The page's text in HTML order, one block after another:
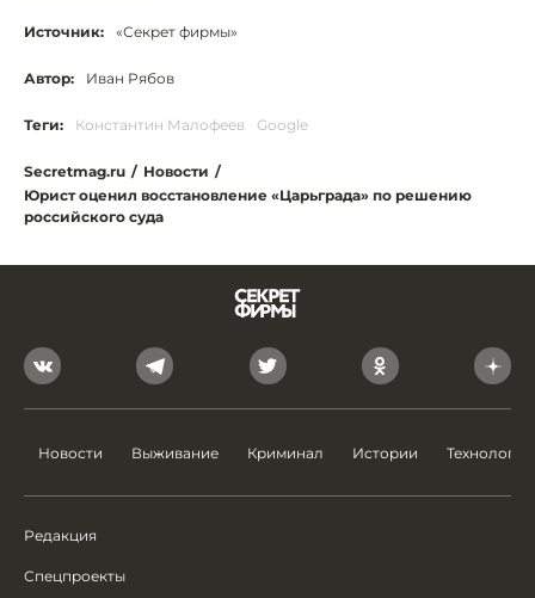
Источник: «Секрет фирмы»
Автор: Иван Рябов
Теги: Константин Малофеев Google
Secretmag.ru / Новости /
Юрист оценил восстановление «Царьграда» по решению
российского суда
Новости Выживание Криминал Истории Технологии
Редакция
Спецпроекты